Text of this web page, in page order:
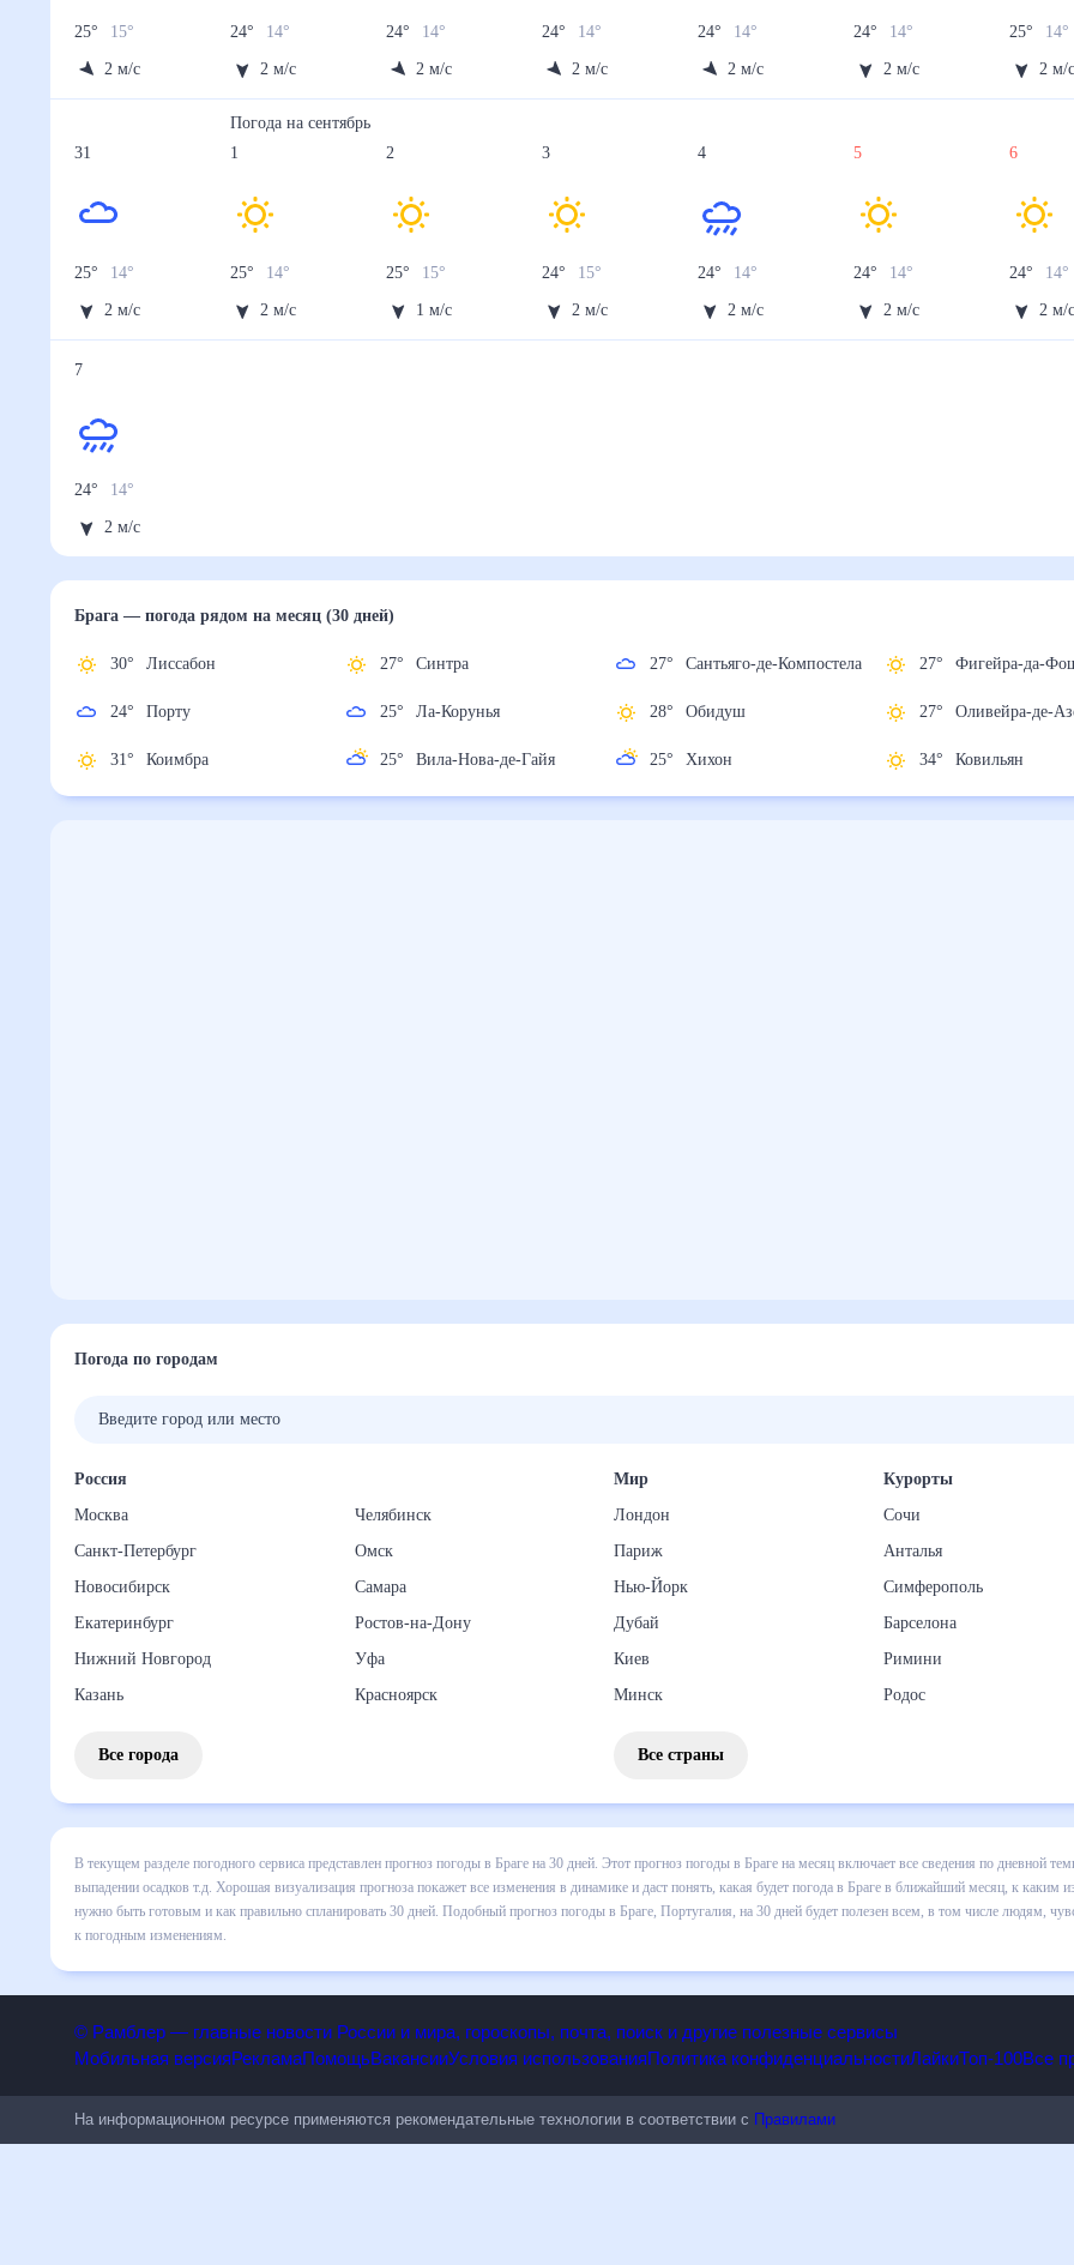
25° 15°
2 м/с
24° 14°
2 м/с
24° 14°
2 м/с
24° 14°
2 м/с
24° 14°
2 м/с
24° 14°
2 м/с
25° 14°
2 м/
31
25° 14°
2 м/с
Погода насентябрь
1
25° 14°
2 м/с
2
25° 15°
1 м/с
3
24° 15°
2 м/с
4
24° 14°
2 м/с
5
24° 14°
2 м/с
6
24° 14°
2 м/
7
24° 14°
2 м/с
Брага— погода рядомна месяц (30 дней)
30° Лиссабон
24° Порту
31° Коимбра
27° Синтра
25° Ла-Корунья
25° Вила-Нова-де-Гайя
27°
Сантьяго-де-
27° Фигейра-
27°
Оливейра-
Россия
Москва
Санкт-Петербург
Новосибирск
Екатеринбург
Нижний Новгород
Челябинск
Омск
Самара
Ростов-на-Дону
Уфа
Мир
Лондон
Париж
Нью-Йорк
Дубай
Киев
Курорты
Сочи
Анталья
Симферополь
Барселона
Римини
В текущем разделе погодного сервиса представлен прогноз погоды в Браге на 30 дней. Этот прогноз погоды в Браге на месяц
все сведения по дневной температуре , выпадении осадков т.д. Хорошая визуализация прогноза покажет все изменения в
понять, какая будет погода в Браге в ближайший месяц, к каким изменениям нужно быть готовым и как правильно спланировать